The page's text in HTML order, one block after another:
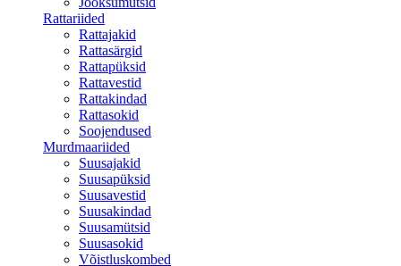
Rattariided
Rattajakid
Rattasärgid
Rattapüksid
Rattavestid
Rattakindad
Rattasokid
Soojendused
Murdmaariided
Suusajakid
Suusapüksid
Suusavestid
Suusakindad
Suusamütsid
Suusasokid
Võistluskombed